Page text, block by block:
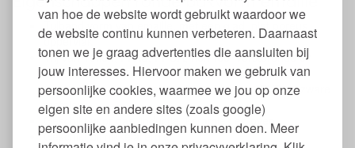
van hoe de website wordt gebruikt waardoor we
de website continu kunnen verbeteren. Daarnaast
tonen we je graag advertenties die aansluiten bij
jouw interesses. Hiervoor maken we gebruik van
persoonlijke cookies, waarmee we jou op onze
eigen site en andere sites (zoals google)
persoonlijke aanbiedingen kunnen doen. Meer
Tulband vorm van emaille, met een glad, niet poreus
oppervlak
Vrij van Teflon, PFAS, PFOA, hormoonverstorende en
andere schadelijke stoffen zoals BPA, schadelijke
weekmakers (incl. ftalaten), formaldehyde, PVC en zware
metalen
Geschikt voor gas, inductie, keramiek en oven
Geschikt bij nikkelallergie